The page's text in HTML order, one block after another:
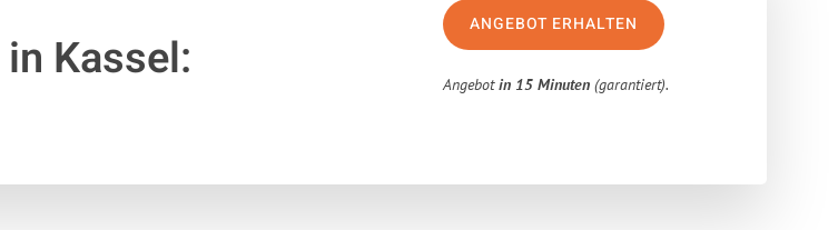
in Kassel:
ANGEBOT ERHALTEN
Angebotin 15 Minuten (garantiert).